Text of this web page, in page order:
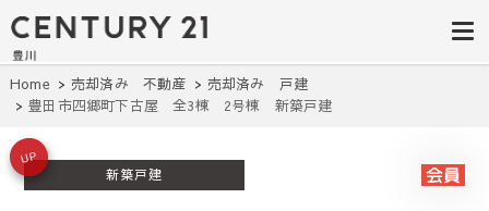
豊田市の中古
住宅・土地・
リノベ物件探
し｜センチュ
リー21豊川
建て・土地探しはセンチュリー21豊
川へ。豊田市内の最新物件情報を随
時更新中！駅近、建築条件無し、ペ
ット可、学区別など、お客様のこだ
わり条件に合わせて理想の物件を簡
Home 売却済み 不動産
売却済み 戸建
豊田市四郷町下古屋 全3棟 2号棟 新築戸建
新築戸建
UP